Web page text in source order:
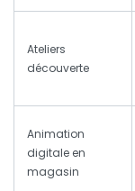
Ateliers
découverte
Animation
digitale en
magasin